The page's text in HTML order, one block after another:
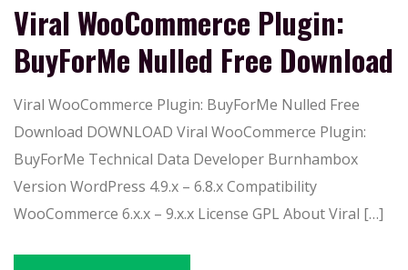
Viral WooCommerce Plugin:
BuyForMe Nulled Free Download
Viral WooCommerce Plugin: BuyForMe Nulled Free
Download DOWNLOAD Viral WooCommerce Plugin:
BuyForMe Technical Data Developer Burnhambox
Version WordPress 4.9.x – 6.8.x Compatibility
WooCommerce 6.x.x – 9.x.x License GPL About Viral […]